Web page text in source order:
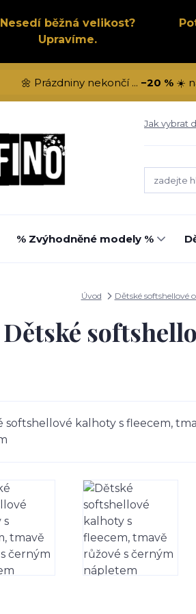
Nesedí běžná velikost?
Upravíme.
🌼 Prázdniny nekončí ... −20 %☀️
Jak vybrat
% Zvýhodněné modely %
Úvod Dětské softshellové
Dětské